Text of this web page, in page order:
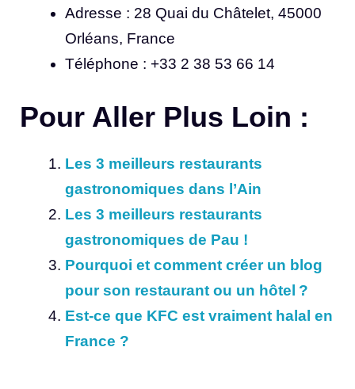
Adresse : 28 Quai du Châtelet, 45000
Orléans, France
Téléphone : +33 2 38 53 66 14
Pour Aller Plus Loin :
Les 3 meilleurs restaurants
gastronomiques dans l’Ain
Les 3 meilleurs restaurants
gastronomiques de Pau !
Pourquoi et comment créer un blog
pour son restaurant ou un hôtel ?
Est-ce que KFC est vraiment halal en
France ?